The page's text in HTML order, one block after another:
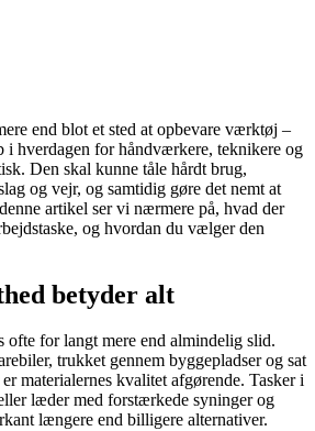
end blot et sted at opbevare værktøj –
i hverdagen for håndværkere, teknikere og
Den skal kunne tåle hårdt brug,
og vejr, og samtidig gøre det nemt at
artikel ser vi nærmere på, hvad der
og hvordan du vælger den
betyder alt
ofte for langt mere end almindelig slid.
trukket gennem byggepladser og sat
materialernes kvalitet afgørende. Tasker i
læder med forstærkede syninger og
længere end billigere alternativer.